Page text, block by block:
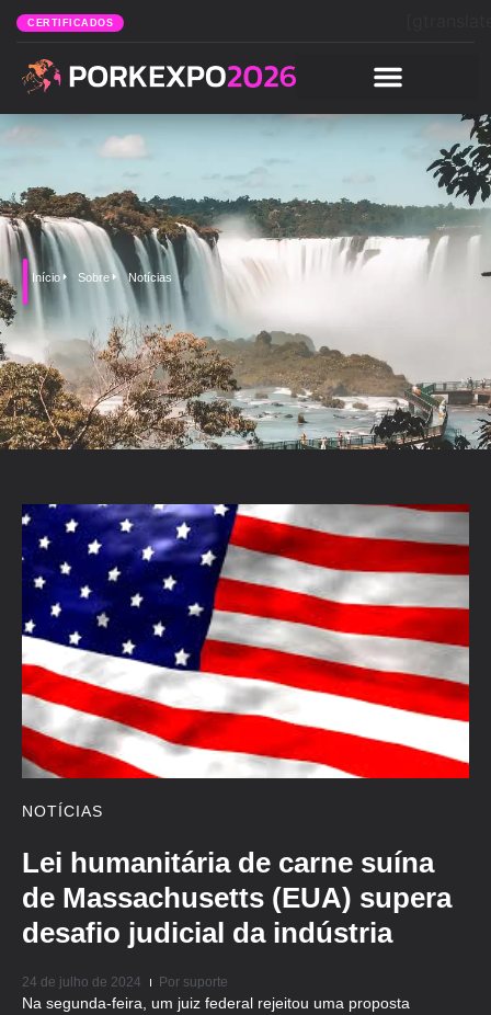
CERTIFICADOS
Início Sobre Notícias
NOTÍCIAS
Lei humanitária de carne suína
de Massachusetts (EUA) supera
desafio judicial da indústria
24 de julho de 2024 Por suporte
Na segunda-feira, um juiz federal rejeitou uma proposta